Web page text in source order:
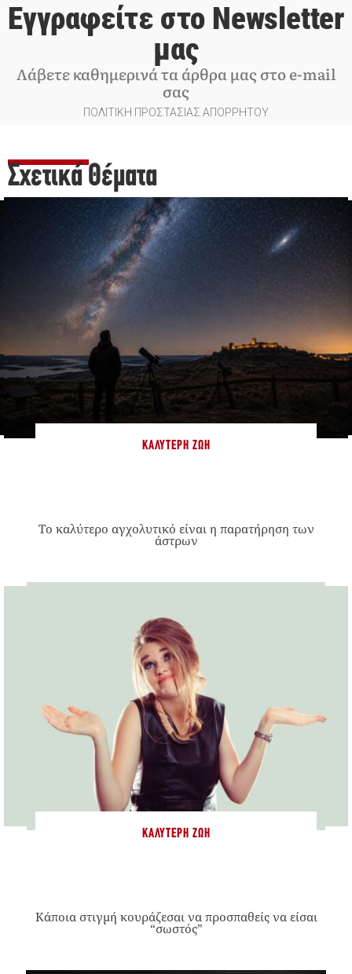
Εγγραφείτε στο Newsletter
μας
Λάβετε καθημερινά τα άρθρα μας στο e-mail
σας
ΠΟΛΙΤΙΚΗ ΠΡΟΣΤΑΣΙΑΣ ΑΠΟΡΡΗΤΟΥ
Σχετικά Θέματα
ΚΑΛΎΤΕΡΗ ΖΩΉ
Το καλύτερο αγχολυτικό είναι η παρατήρηση των
άστρων
ΚΑΛΎΤΕΡΗ ΖΩΉ
Κάποια στιγμή κουράζεσαι να προσπαθείς να είσαι
“σωστός”